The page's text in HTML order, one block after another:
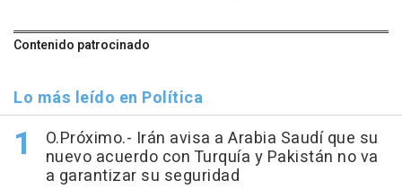
Contenido patrocinado
Lo más leído en Política
O.Próximo.- Irán avisa a Arabia Saudí que su
nuevo acuerdo con Turquía y Pakistán no va
a garantizar su seguridad